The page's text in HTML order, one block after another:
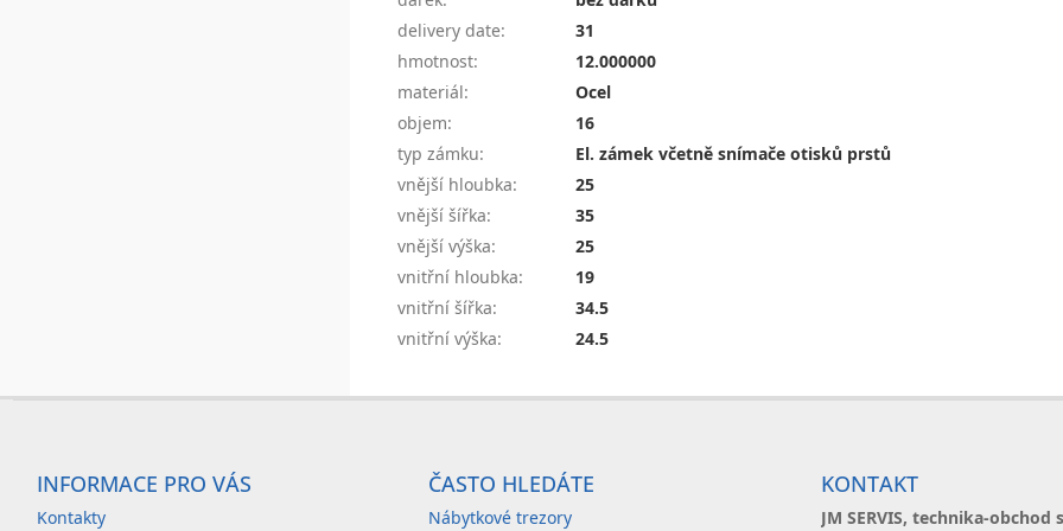
delivery date:
31
hmotnost:
12.000000
materiál:
Ocel
objem:
16
typ zámku:
El. zámek včetně snímače otisků prstů
vnější hloubka:
25
vnější šířka:
35
vnější výška:
25
vnitřní hloubka:
19
vnitřní šířka:
34.5
vnitřní výška: 24.5
INFORMACE PRO VÁS
Kontakty
ČASTO HLEDÁTE
Nábytkové trezory
KONTAKT
JM SERVIS, technika-obchod